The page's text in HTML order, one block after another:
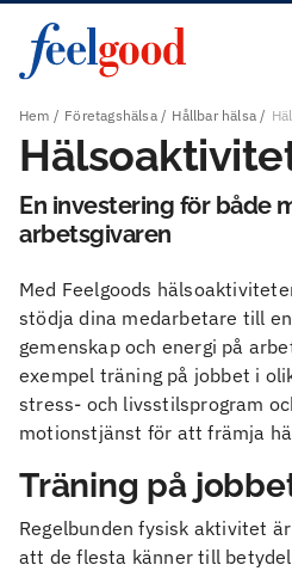
Hem Företagshälsa Hållbar hälsa
En investering för både
arbetsgivaren
Med Feelgoods
stödja dina medarbetare till
gemenskap och energi på
exempel träning på jobbet i
stress- och livsstilsprogram
motionstjänst för att främja
Träning på
Regelbunden fysisk aktivitet
att de flesta känner till